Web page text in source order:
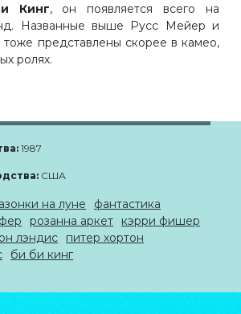
Кинг, он появляется всего на
Названные выше Русс Мейер и
представлены скорее в камео,
ролях.
1987
США
на луне
фантастика
розанна аркет
кэрри фишер
лэндис
питер хортон
би би кинг